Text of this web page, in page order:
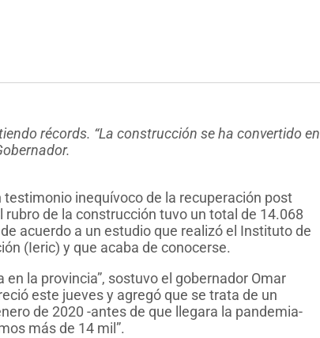
récords. “La construcción se ha convertido en
inequívoco de la recuperación post
de la construcción tuvo un total de 14.068
acuerdo a un estudio que realizó el Instituto de
(Ieric) y que acaba de conocerse.
la provincia”, sostuvo el gobernador Omar
este jueves y agregó que se trata de un
de 2020 -antes de que llegara la pandemia-
más de 14 mil”.